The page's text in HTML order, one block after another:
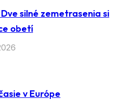
Dve silné zemetrasenia si
obetí
v Európe